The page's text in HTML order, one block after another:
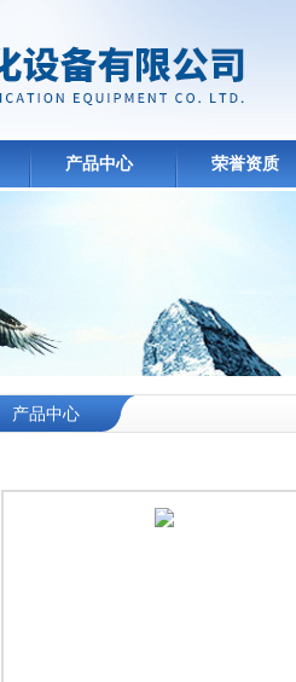
产品中心 荣誉资质
产品中心